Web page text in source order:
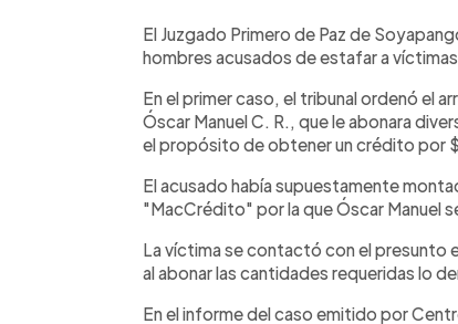
► Escuchar artículo
El Juzgado Primero de Paz de
hombres acusados de estafar a
En el primer caso, el tribunal ordenó el
Óscar Manuel C. R., que le abonara
el propósito de obtener un crédito por
El acusado había supuestamente
"MacCrédito" por la que Óscar Manuel
La víctima se contactó con el presunto
al abonar las cantidades requeridas lo
En el informe del caso emitido por